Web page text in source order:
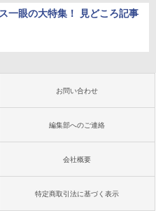
一眼の大特集！ 見どころ記事
お問い合わせ
編集部へのご連絡
会社概要
特定商取引法に基づく表示